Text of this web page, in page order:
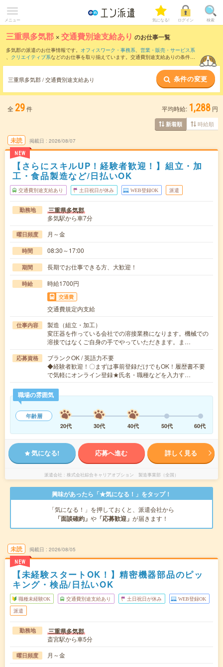
メニュー 気になる! ログイン 検索
三重県多気郡 ×交通費別途支給あり のお仕事一覧
多気郡の派遣のお仕事情報です。 オフィスワーク・事務系、 営業・販売・サービス系
、 クリエイティブ系などのお仕事を取り揃えています。交通費別途支給ありの条件の
三重県多気郡 / 交通費別途支給あり 条件の変更
全 29件 平均時給: 1,288 円
新着順 時給順
未読
NEW
掲載日 2026/08/07
【さらにスキルUP！経験者歓迎！】組立・加
工・食品製造など/日払いOK
交通費別途支給あり 土日祝日が休み WEB登録OK 派遣
勤務地 三重県多気郡
多気駅から車7分
曜日頻度 月～金
時間 08:30～17:00
期間 長期でお仕事できる方、大歓迎！
時給 時給1700円
交通費
交通費規定内支給
仕事内容
製造（組立・加工）
変圧器を作っている会社での溶接業務になります。機械での
溶接ではなくご自身の手でやっていただきます。ま…
応募資格
ブランクOK / 英語力不要
◆経験者歓迎！〇まずは事前登録だけでもOK！履歴書不要
で気軽にオンライン登録★氏名・職種などを入力す…
職場の雰囲気
年齢層
20代
30代 40代 50代 60代
気になる! 応募へ進む 詳しく見る
派遣会社 株式会社綜合キャリアオプション 製造事業部（全国）
興味があったら「★気になる！」をタップ！
「気になる！」を押しておくと、派遣会社から
「面談確約」 や 「応募歓迎」 が届きます！
未読
NEW
掲載日 2026/08/05
【未経験スタートOK！】精密機器部品のピッ
キング・検品/日払いOK
職種未経験OK 交通費別途支給あり 土日祝日が休み WEB登録OK
派遣
勤務地 三重県多気郡
斎宮駅から車5分
曜日頻度 月～金